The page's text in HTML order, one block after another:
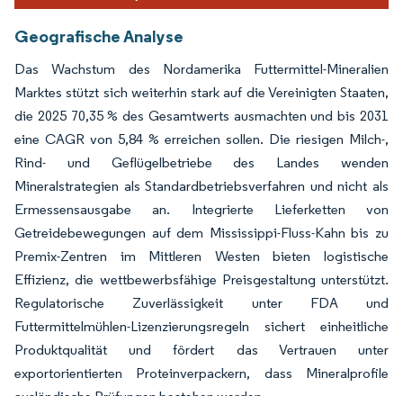
Geografische Analyse
Das Wachstum des Nordamerika Futtermittel-Mineralien
Marktes stützt sich weiterhin stark auf die Vereinigten Staaten,
die 2025 70,35 % des Gesamtwerts ausmachten und bis 2031
eine CAGR von 5,84 % erreichen sollen. Die riesigen Milch-,
Rind- und Geflügelbetriebe des Landes wenden
Mineralstrategien als Standardbetriebsverfahren und nicht als
Ermessensausgabe an. Integrierte Lieferketten von
Getreidebewegungen auf dem Mississippi-Fluss-Kahn bis zu
Premix-Zentren im Mittleren Westen bieten logistische
Effizienz, die wettbewerbsfähige Preisgestaltung unterstützt.
Regulatorische Zuverlässigkeit unter FDA und
Futtermittelmühlen-Lizenzierungsregeln sichert einheitliche
Produktqualität und fördert das Vertrauen unter
exportorientierten Proteinverpackern, dass Mineralprofile